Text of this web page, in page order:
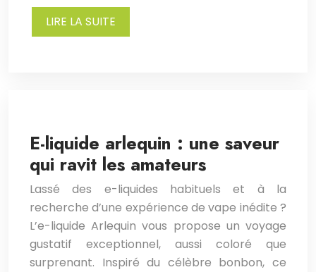
LIRE LA SUITE
E-liquide arlequin : une saveur
qui ravit les amateurs
Lassé des e-liquides habituels et à la
recherche d’une expérience de vape inédite ?
L’e-liquide Arlequin vous propose un voyage
gustatif exceptionnel, aussi coloré que
surprenant. Inspiré du célèbre bonbon, ce